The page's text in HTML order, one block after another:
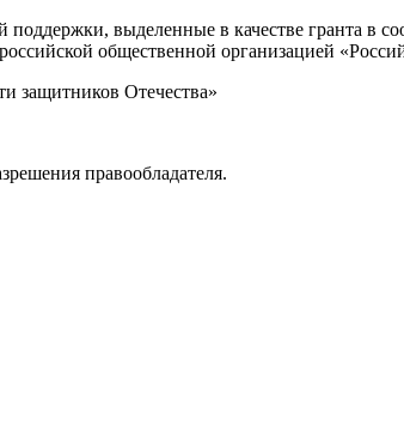
поддержки, выделенные в качестве гранта в
общественной организацией
защитников Отечества»
правообладателя.